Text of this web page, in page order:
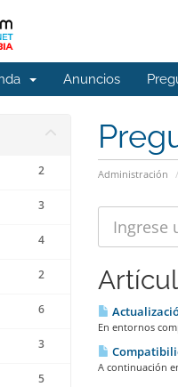
Anuncios
Administración
2
3
4
2
6
3
5
En entornos
A continuación